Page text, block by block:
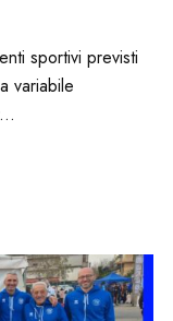
sportivi previsti
variabile